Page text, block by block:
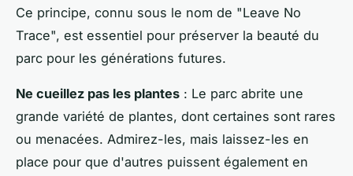
Ce principe, connu sous le nom de "Leave No
Trace", est essentiel pour préserver la beauté du
parc pour les générations futures.
Ne cueillez pas les plantes : Le parc abrite une
grande variété de plantes, dont certaines sont rares
ou menacées. Admirez-les, mais laissez-les en
place pour que d'autres puissent également en